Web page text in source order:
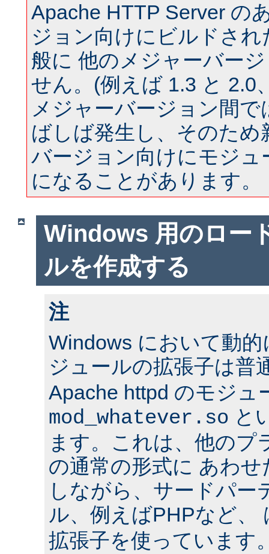
Apache HTTP Server の
ジョン向けにビルドさ
般に 他のメジャーバー
せん。(例えば 1.3 と 2.0
メジャーバージョン間
ばしば発生し、そのため
バージョン向けにモジュ
になることがあります。
Windows 用のロー
ルを作成する
注
Windows において動
ジュールの拡張子は普
Apache httpd のモジュ
mod_whatever.so と
ます。これは、他のプ
の通常の形式に あわ
しながら、サードパー
ル、例えばPHPなど、
拡張子を使っています